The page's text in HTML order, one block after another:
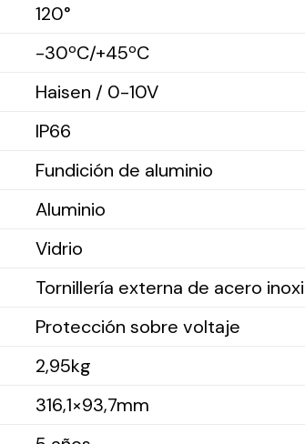
120°
-30ºC/+45ºC
Haisen / 0-10V
IP66
Fundición de aluminio
Aluminio
Vidrio
Tornillería externa de acero
Protección sobre voltaje
2,95kg
316,1×93,7mm